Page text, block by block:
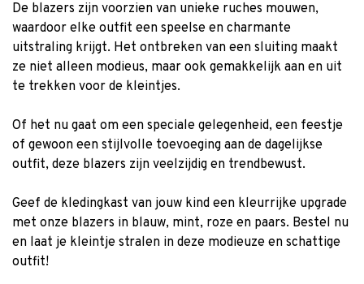
De blazers zijn voorzien van unieke ruches mouwen,
waardoor elke outfit een speelse en charmante
uitstraling krijgt. Het ontbreken van een sluiting maakt
ze niet alleen modieus, maar ook gemakkelijk aan en uit
te trekken voor de kleintjes.
Of het nu gaat om een speciale gelegenheid, een feestje
of gewoon een stijlvolle toevoeging aan de dagelijkse
outfit, deze blazers zijn veelzijdig en trendbewust.
Geef de kledingkast van jouw kind een kleurrijke upgrade
met onze blazers in blauw, mint, roze en paars. Bestel nu
en laat je kleintje stralen in deze modieuze en schattige
outfit!